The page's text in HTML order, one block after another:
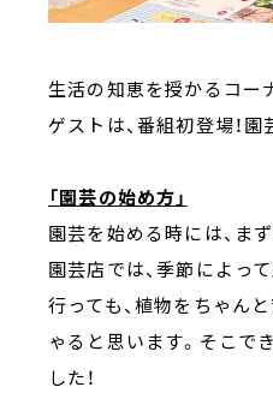
生活の知恵を授かるコーナ
ゲストは、番組初登場！
「園芸の始め方」
園芸を始める時には、ま
園芸店では、季節によっ
行っても、植物をちゃん
ゃると思います。そこで
した！